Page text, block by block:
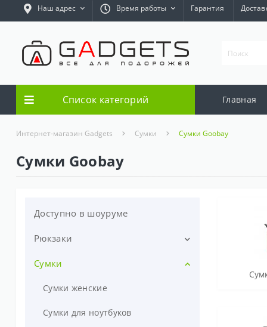
Наш адрес Время работы Гарантия
Список категорий Главная
Интернет-магазин Gadgets Сумки Сумки Goobay
Сумки Goobay
Доступно в шоуруме
Рюкзаки
Рюкзаки для ноутбуков
Городские рюкзаки
Рюкзаки для фотоаппаратов
Сумки
Сумки женские
Сумки для ноутбуков